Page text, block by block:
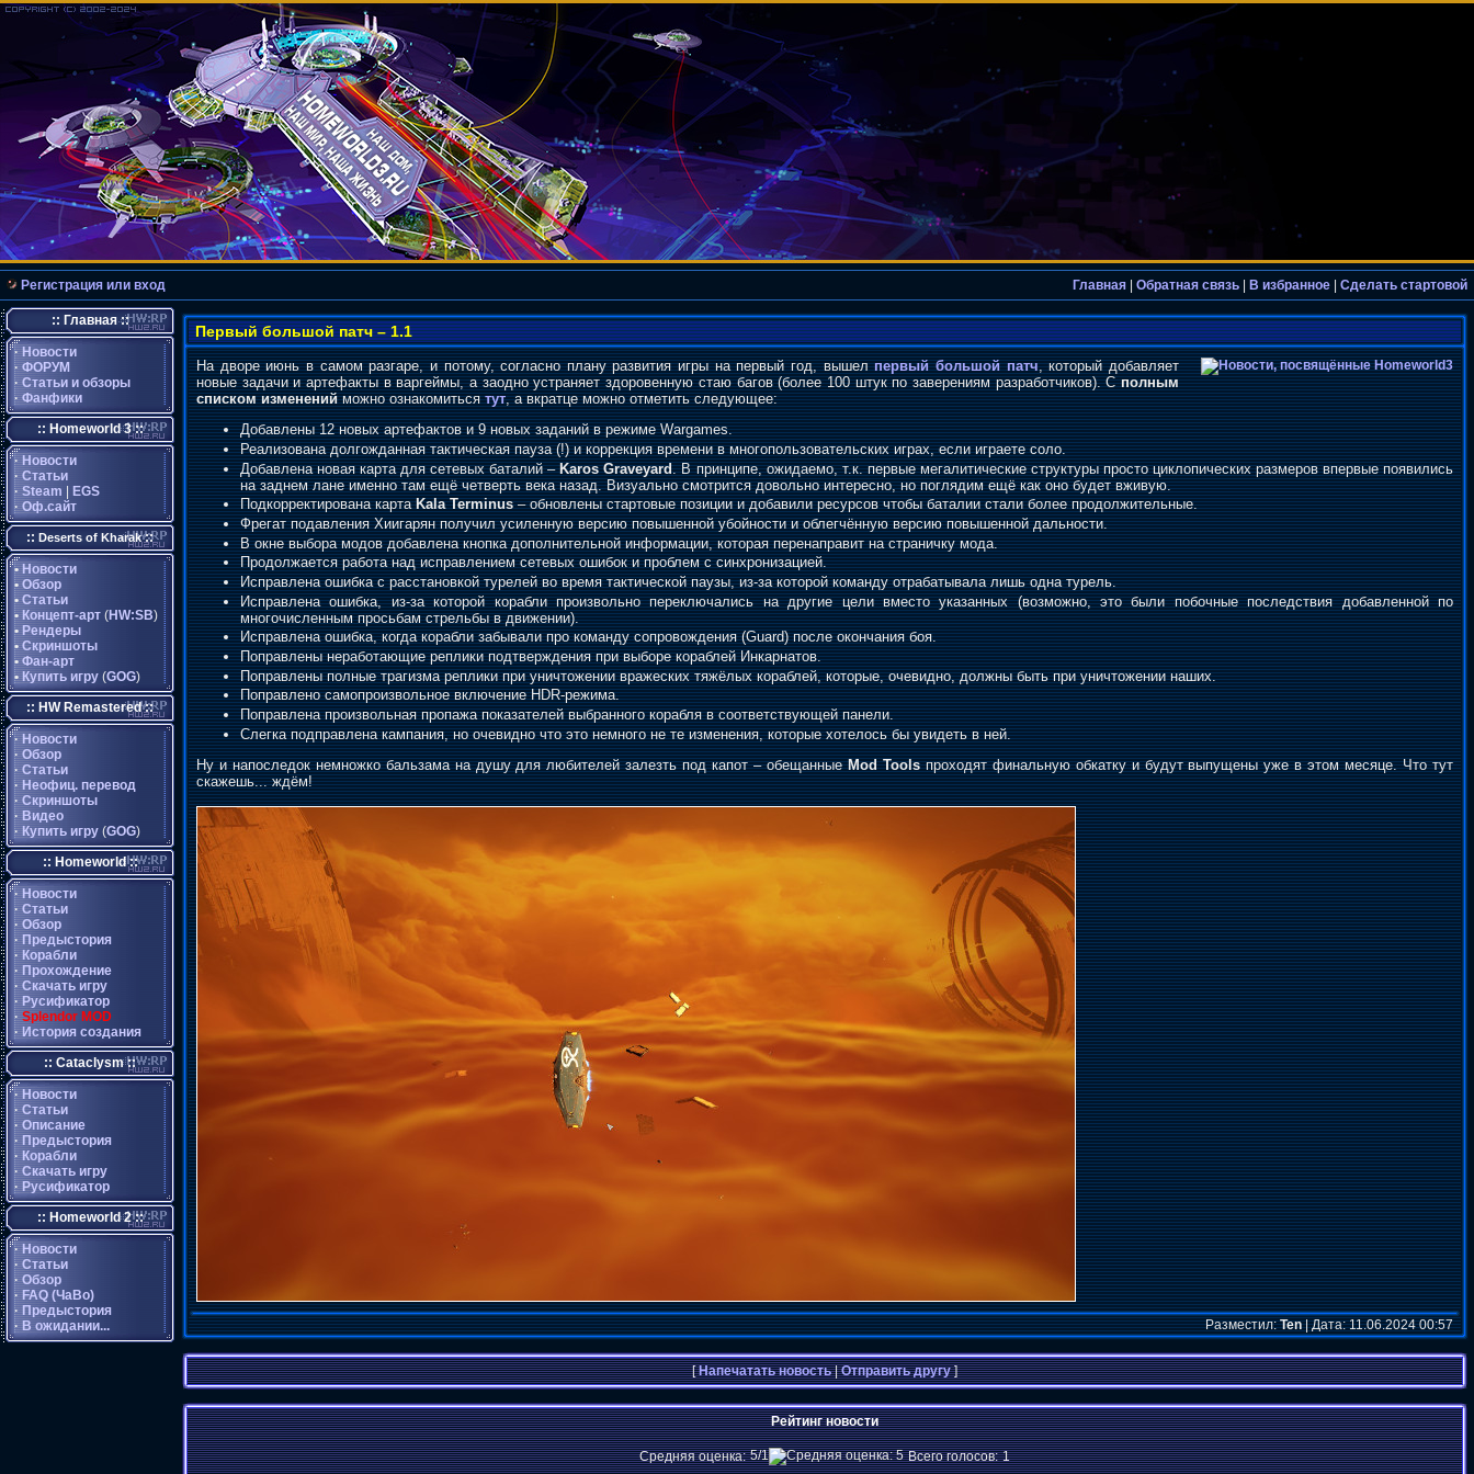
Регистрация или вход Главная Обратная связь В избранное Сделать стартовой
:: Главная ::
· Новости
· ФОРУМ
· Статьи и обзоры
· Фанфики
:: Homeworld 3 ::
· Новости
· Статьи
· Steam
EGS
· Оф.сайт
:: Deserts of Kharak::
• Новости
• Обзор
• Статьи
• Концепт-арт (HW:SB)
• Рендеры
• Скриншоты
• Фан-арт
• Купить игру (GOG)
:: HW Remastered ::
· Новости
· Обзор
· Статьи
· Неофиц. перевод
· Скриншоты
· Видео
· Купить игру (GOG)
:: Homeworld ::
· Новости
· Статьи
· Обзор
· Предыстория
· Корабли
· Прохождение
· Скачать игру
· Русификатор
· Splendor MOD
· История создания
:: Cataclysm ::
· Новости
· Статьи
· Описание
· Предыстория
· Корабли
· Скачать игру
· Русификатор
:: Homeworld 2 ::
· Новости
· Статьи
· Обзор
· FAQ (ЧаВо)
· Предыстория
· В ожидании...
Первый большой патч – 1.1
На дворе июнь в самом разгаре, и потому, согласно плану развития игры на первый год, вышелпервый большой патч, который добавляет
новые задачи и артефакты в варгеймы, а заодно устраняет здоровенную стаю багов (более 100 штук по заверениям разработчиков). Сполным
списком измененийможно ознакомитьсятут, а вкратце можно отметить следующее:
Добавлены 12 новых артефактов и 9 новых заданий в режиме Wargames.
Реализована долгожданная тактическая пауза (!) и коррекция времени в многопользовательских играх, если играете соло.
Добавлена новая карта для сетевых баталий –Karos Graveyard. В принципе, ожидаемо, т.к. первые мегалитические структуры просто циклопических размеров впервые появились
на заднем лане именно там ещё четверть века назад. Визуально смотрится довольно интересно, но поглядим ещё как оно будет вживую.
Подкорректирована картаKala Terminus– обновлены стартовые позиции и добавили ресурсов чтобы баталии стали более продолжительные.
Фрегат подавления Хиигарян получил усиленную версию повышенной убойности и облегчённую версию повышенной дальности.
В окне выбора модов добавлена кнопка дополнительной информации, которая перенаправит на страничку мода.
Продолжается работа над исправлением сетевых ошибок и проблем с синхронизацией.
Исправлена ошибка с расстановкой турелей во время тактической паузы, из-за которой команду отрабатывала лишь одна турель.
Исправлена ошибка, из-за которой корабли произвольно переключались на другие цели вместо указанных (возможно, это были побочные последствия добавленной по
многочисленным просьбам стрельбы в движении).
Исправлена ошибка, когда корабли забывали про команду сопровождения (Guard) после окончания боя.
Поправлены неработающие реплики подтверждения при выборе кораблей Инкарнатов.
Поправлены полные трагизма реплики при уничтожении вражеских тяжёлых кораблей, которые, очевидно, должны быть при уничтожении наших.
Поправлено самопроизвольное включение HDR-режима.
Поправлена произвольная пропажа показателей выбранного корабля в соответствующей панели.
Слегка подправлена кампания, но очевидно что это немного не те изменения, которые хотелось бы увидеть в ней.
Ну и напоследок немножко бальзама на душу для любителей залезть под капот – обещанныеMod Toolsпроходят финальную обкатку и будут выпущены уже в этом месяце. Что тут
скажешь... ждём!
Разместил:Ten| Дата: 11.06.2024 00:57
[Напечатать новость|Отправить другу]
Рейтинг новости
Средняя оценка: 5/1 Всего голосов: 1